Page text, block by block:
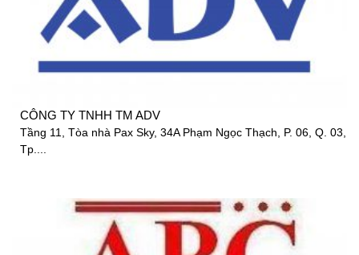
CÔNG TY TNHH TM ADV
Tầng 11, Tòa nhà Pax Sky, 34A Phạm Ngọc Thạch, P. 06, Q. 03,
Tp....